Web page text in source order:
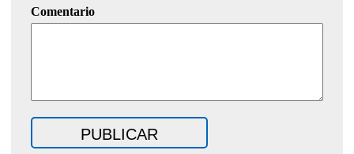
Comentario